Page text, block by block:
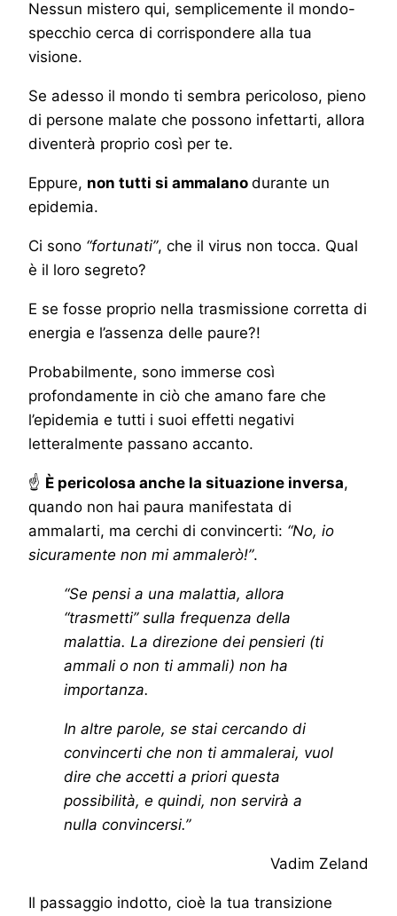
Nessun mistero qui, semplicemente il mondo-
specchio cerca di corrispondere alla tua
visione.
Se adesso il mondo ti sembra pericoloso, pieno
di persone malate che possono infettarti, allora
diventerà proprio così per te.
Eppure, non tutti si ammalano durante un
epidemia.
Ci sono “fortunati”, che il virus non tocca. Qual
è il loro segreto?
E se fosse proprio nella trasmissione corretta di
energia e l’assenza delle paure?!
Probabilmente, sono immerse così
profondamente in ciò che amano fare che
l’epidemia e tutti i suoi effetti negativi
letteralmente passano accanto.
☝ È pericolosa anche la situazione inversa,
quando non hai paura manifestata di
ammalarti, ma cerchi di convincerti: “No, io
sicuramente non mi ammalerò!”.
“Se pensi a una malattia, allora
“trasmetti” sulla frequenza della
malattia. La direzione dei pensieri (ti
ammali o non ti ammali) non ha
importanza.
In altre parole, se stai cercando di
convincerti che non ti ammalerai, vuol
dire che accetti a priori questa
possibilità, e quindi, non servirà a
nulla convincersi.”
Vadim Zeland
Il passaggio indotto, cioè la tua transizione